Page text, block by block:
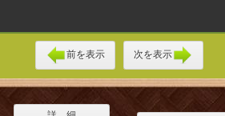
前を表示 次を表示